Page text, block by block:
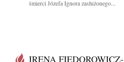
śmierci Józefa Ignora zasłużonego...
IRENA FIEDOROWICZ-